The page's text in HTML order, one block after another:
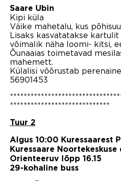
Saare Ubin
Kipi küla
Väike mahetalu, kus
Lisaks kasvatatakse kartulit
võimalik näha loomi- kitsi,
Õunaaias toimetavad
mahemett.
Külalisi võõrustab
56901453
*****************************
Tuur 2
A lgus 10:00 Kuressaarest
Kuressaare Noortekeskuse
Orienteeruv lõpp 16.15
29-kohaline buss